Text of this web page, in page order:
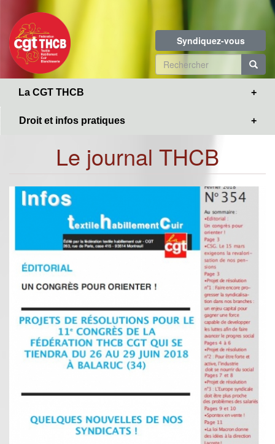
contenu
principal
Syndiquez-vous
Formulaire
de
La CGT THCB
Droit et infos pratiques
Le journal THCB